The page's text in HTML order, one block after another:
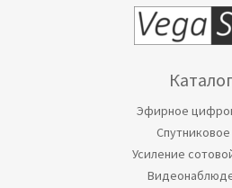
Каталог
Эфирное
Спутниковое
Усиление